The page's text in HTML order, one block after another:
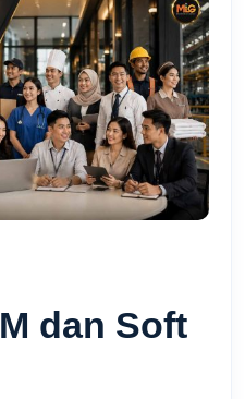
dan Soft